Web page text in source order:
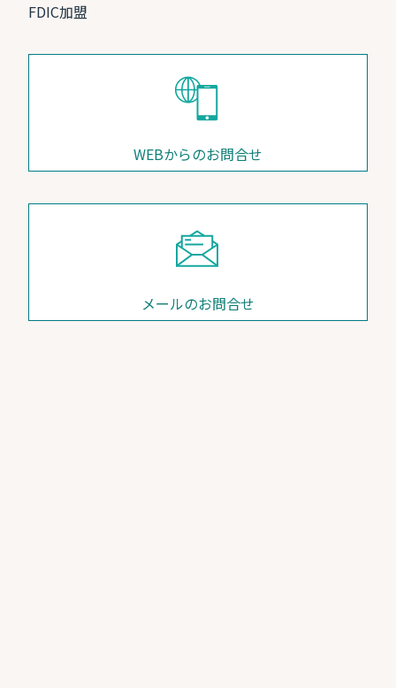
FDIC加盟
WEBからのお問合せ
メールのお問合せ